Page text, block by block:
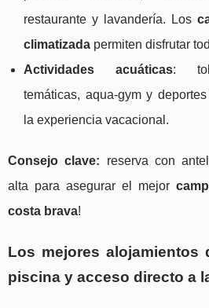
restaurante y lavandería. Los
climatizada permiten disfrutar
Actividades acuáticas:
temáticas, aqua-gym y
la experiencia vacacional.
Consejo clave: reserva con
alta para asegurar el mejor
costa brava!
Los mejores alojamientos
piscina y acceso directo a